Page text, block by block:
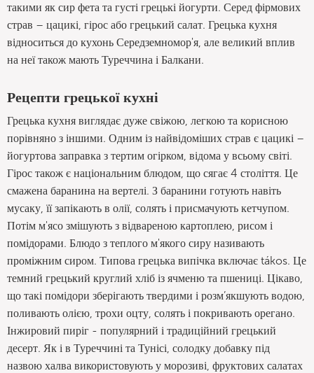
такими як сир фета та густі грецькі йогурти. Серед фірмових
страв – цацикі, гірос або грецький салат. Грецька кухня
відноситься до кухонь Середземномор'я, але великий вплив
на неї також мають Туреччина і Балкани.
Рецепти грецької кухні
Грецька кухня виглядає дуже свіжою, легкою та корисною
порівняно з іншими. Одним із найвідоміших страв є цацикі –
йогуртова заправка з тертим огірком, відома у всьому світі.
Гірос також є національним блюдом, що сягає 4 століття. Це
смажена баранина на вертелі. З баранини готують навіть
мусаку, її запікають в олії, солять і присмачують кетчупом.
Потім м'ясо змішують з відвареною картоплею, рисом і
помідорами. Блюдо з теплого м'якого сиру називають
проміжним сиром. Типова грецька випічка включає tákos. Це
темний грецький круглий хліб із ячменю та пшениці. Цікаво,
що такі помідори зберігають твердими і розм’якшують водою,
поливають олією, трохи оцту, солять і покривають орегано.
Інжировий пиріг - популярний і традиційний грецький
десерт. Як і в Туреччині та Тунісі, солодку добавку під
назвою халва використовують у морозиві, фруктових салатах